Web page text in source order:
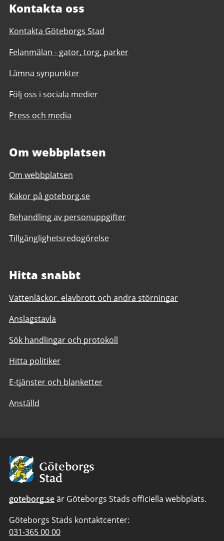
Kontakta oss
Kontakta Göteborgs Stad
Felanmälan - gator, torg, parker
Lämna synpunkter
Följ oss i sociala medier
Press och media
Om webbplatsen
Om webbplatsen
Kakor på goteborg.se
Behandling av personuppgifter
Tillgänglighetsredogörelse
Hitta snabbt
Vattenläckor, elavbrott och andra störningar
Anslagstavla
Sök handlingar och protokoll
Hitta politiker
E-tjänster och blanketter
Anställd
Avsändare:
Göteborgs
Stad
goteborg.seär Göteborgs Stads officiella webbplats.
Göteborgs Stads kontaktcenter:
Telefonnummer
031-365 00 00